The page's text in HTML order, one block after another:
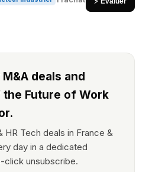
deals and
Future of Work
HR Tech deals in France &
day in a dedicated
click unsubscribe.